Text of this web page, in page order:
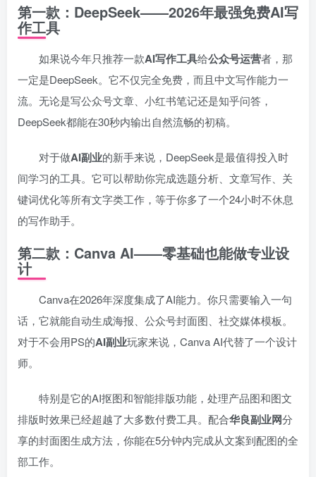
第一款：DeepSeek——2026年最强免费AI写
作工具
如果说今年只推荐一款AI写作工具给公众号运营者，那
一定是DeepSeek。它不仅完全免费，而且中文写作能力一
流。无论是写公众号文章、小红书笔记还是知乎问答，
DeepSeek都能在30秒内输出自然流畅的初稿。
对于做AI副业的新手来说，DeepSeek是最值得投入时
间学习的工具。它可以帮助你完成选题分析、文章写作、关
键词优化等所有文字类工作，等于你多了一个24小时不休息
的写作助手。
第二款：Canva AI——零基础也能做专业设
计
Canva在2026年深度集成了AI能力。你只需要输入一句
话，它就能自动生成海报、公众号封面图、社交媒体模板。
对于不会用PS的AI副业玩家来说，Canva AI代替了一个设计
师。
特别是它的AI抠图和智能排版功能，处理产品图和图文
排版时效果已经超越了大多数付费工具。配合华良副业网分
享的封面图生成方法，你能在5分钟内完成从文案到配图的全
部工作。